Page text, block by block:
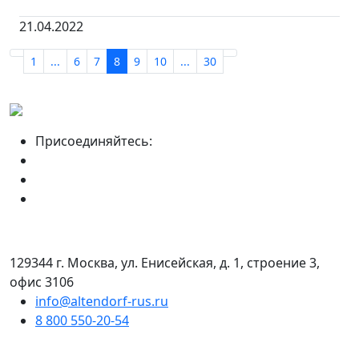
21.04.2022
1 ... 6 7 8 9 10 ... 30
Присоединяйтесь:
129344 г. Москва, ул. Енисейская, д. 1, строение 3,
офис 3106
info@altendorf-rus.ru
8 800 550-20-54